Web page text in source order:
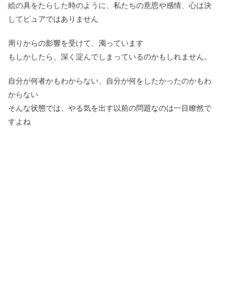
絵の具をたらした時のように、私たちの意思や感情、心は決
してピュアではありません
周りからの影響を受けて、濁っています
もしかしたら、深く淀んでしまっているのかもしれません。
自分が何者かもわからない、自分が何をしたかったのかもわ
からない
そんな状態では、やる気を出す以前の問題なのは一目瞭然で
すよね